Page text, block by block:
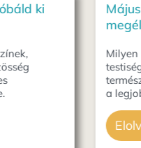
a
virágait
nyíló